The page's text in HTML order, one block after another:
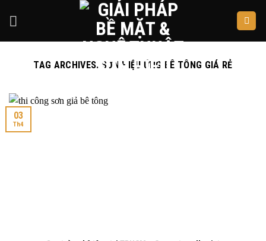
TAG ARCHIVES: SƠN HIỆU ỨNG BÊ TÔNG GIÁ RẺ
03
Th4